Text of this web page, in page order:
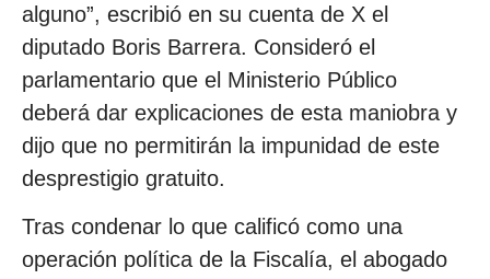
alguno”, escribió en su cuenta de X el
diputado Boris Barrera. Consideró el
parlamentario que el Ministerio Público
deberá dar explicaciones de esta maniobra y
dijo que no permitirán la impunidad de este
desprestigio gratuito.
Tras condenar lo que calificó como una
operación política de la Fiscalía, el abogado